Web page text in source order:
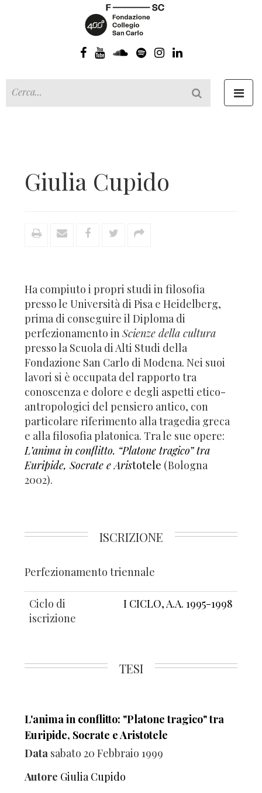
Giulia Cupido
Ha compiuto i propri studi in filosofia
presso le Università di Pisa e Heidelberg,
prima di conseguire il Diploma di
perfezionamento inScienze della cultura
presso la Scuola di Alti Studi della
Fondazione San Carlo di Modena. Nei suoi
lavori si è occupata del rapporto tra
conoscenza e dolore e degli aspetti etico-
antropologici del pensiero antico, con
particolare riferimento alla tragedia greca
e alla filosofia platonica. Tra le sue opere:
L’anima in conflitto. “Platone tragico” tra
Euripide, Socrate e Aristotele (Bologna
2002).
ISCRIZIONE
Perfezionamento triennale
Ciclo di
iscrizione
I CICLO, A.A. 1995-1998
TESI
L'anima in conflitto: "Platone tragico" tra
Euripide, Socrate e Aristotele
Data sabato 20 Febbraio 1999
Autore Giulia Cupido